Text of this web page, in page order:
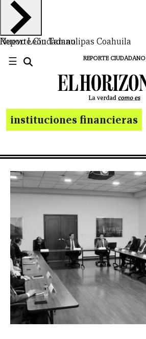
Nuevo LeónTamaulipas Coahuila
Reporte Ciudadano
☰ REPORTE CIUDADANO
CERRAR
X
LEÓN
DE
VIDA
instituciones financieras